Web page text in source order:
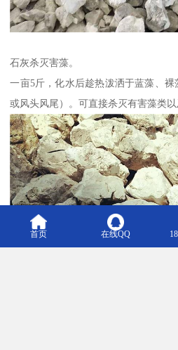
石灰杀灭害藻。
一亩5斤，化水后趁热泼洒于蓝藻、
或风头风尾）。可直接杀灭有害藻类以
首页 在线QQ